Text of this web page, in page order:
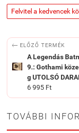
Felvitel a kedvencek
 ELŐZŐ TERMÉK
A Legendás
9.: Gothami
g UTOLSÓ
6 995 Ft
TOVÁBBI